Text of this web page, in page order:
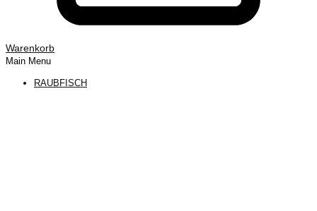
Warenkorb
Main Menu
RAUBFISCH